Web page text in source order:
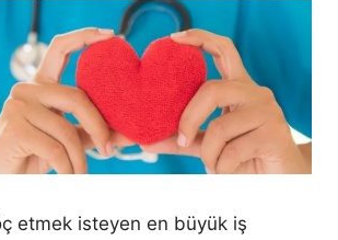
etmek isteyen en büyük iş